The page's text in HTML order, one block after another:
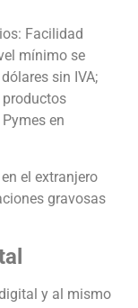
Facilidad
mínimo se
sin IVA;
en
el extranjero
gravosas
y al mismo